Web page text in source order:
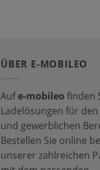
ÜBER E-MOBILEO
Aufe-mobileo finden
Ladelösungen für
und gewerblichen
Bestellen Sie online
unserer zahlreichen